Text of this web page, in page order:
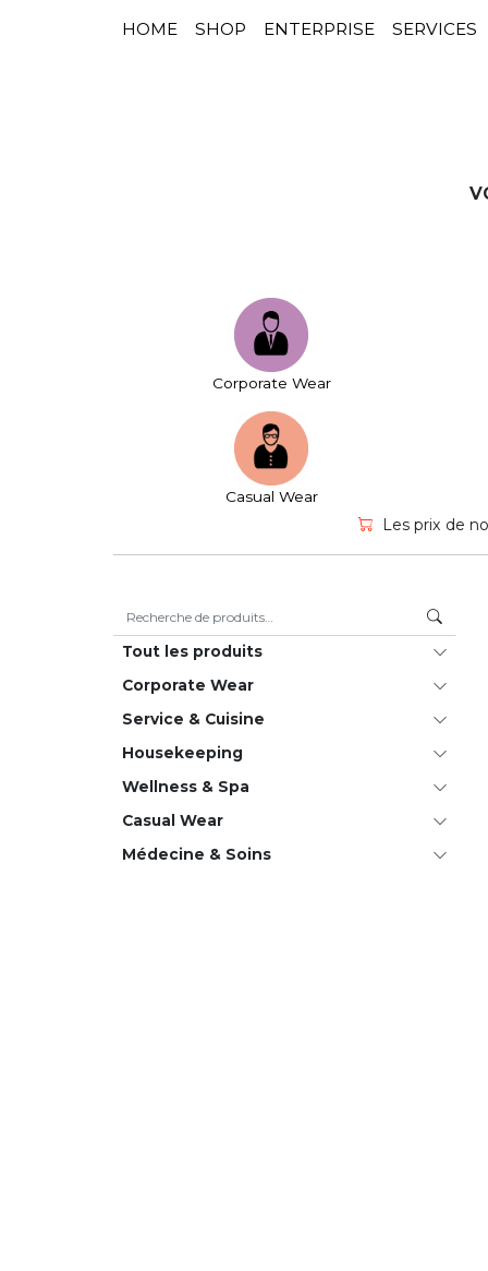
NAVIGATION PRINCIPALE
HOME SHOP ENTERPRISE SERVICES
Corporate Wear
Casual Wear
Les prix de
Tout les produits
Corporate Wear
Service & Cuisine
House­keeping
Wellness & Spa
Casual Wear
Médecine & Soins